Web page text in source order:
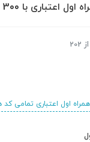
با 300 گیگ اینترنت یکساله
از 202
اول اعتباری تمامی کد